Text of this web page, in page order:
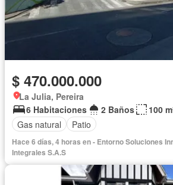
$ 470.000.000
La Julia, Pereira
6 Habitaciones
2 Baños
100
Gas natural
Patio
Hace 6 días, 4 horas en - Entorno Soluciones
Integrales S.A.S